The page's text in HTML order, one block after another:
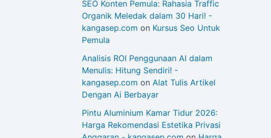
SEO Konten Pemula: Rahasia Traffic
Organik Meledak dalam 30 Hari! -
kangasep.com on Kursus Seo Untuk
Pemula
Analisis ROI Penggunaan AI dalam
Menulis: Hitung Sendiri! -
kangasep.com on Alat Tulis Artikel
Dengan Ai Berbayar
Pintu Aluminium Kamar Tidur 2026:
Harga Rekomendasi Estetika Privasi